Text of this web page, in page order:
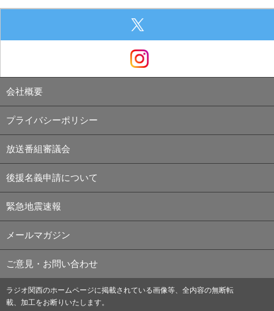
会社概要
プライバシーポリシー
放送番組審議会
後援名義申請について
緊急地震速報
メールマガジン
ご意見・お問い合わせ
ラジオ関西のホームページに掲載されている画像等、全内容の無断転
載、加工をお断りいたします。